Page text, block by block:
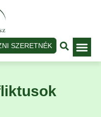
SZERETNÉK